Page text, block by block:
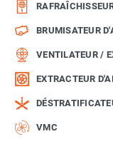
BRUMISATEUR
VENTILATEUR /
EXTRACTEUR
VMC